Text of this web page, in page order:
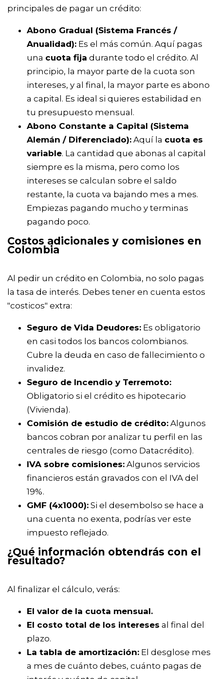
principales de pagar un crédito:
Abono Gradual (Sistema Francés /
Anualidad): Es el más común. Aquí pagas
una cuota fija durante todo el crédito. Al
principio, la mayor parte de la cuota son
intereses, y al final, la mayor parte es abono
a capital. Es ideal si quieres estabilidad en
tu presupuesto mensual.
Abono Constante a Capital (Sistema
Alemán / Diferenciado): Aquí la cuota es
variable. La cantidad que abonas al capital
siempre es la misma, pero como los
intereses se calculan sobre el saldo
restante, la cuota va bajando mes a mes.
Empiezas pagando mucho y terminas
pagando poco.
Costos adicionales y comisiones en
Colombia
Al pedir un crédito en Colombia, no solo pagas
la tasa de interés. Debes tener en cuenta estos
"costicos" extra:
Seguro de Vida Deudores: Es obligatorio
en casi todos los bancos colombianos.
Cubre la deuda en caso de fallecimiento o
invalidez.
Seguro de Incendio y Terremoto:
Obligatorio si el crédito es hipotecario
(Vivienda).
Comisión de estudio de crédito: Algunos
bancos cobran por analizar tu perfil en las
centrales de riesgo (como Datacrédito).
IVA sobre comisiones: Algunos servicios
financieros están gravados con el IVA del
19%.
GMF (4x1000): Si el desembolso se hace a
una cuenta no exenta, podrías ver este
impuesto reflejado.
¿Qué información obtendrás con el
resultado?
Al finalizar el cálculo, verás:
El valor de la cuota mensual.
El costo total de los intereses al final del
plazo.
La tabla de amortización: El desglose mes
a mes de cuánto debes, cuánto pagas de